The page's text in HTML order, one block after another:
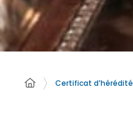
Certificat d’hérédité